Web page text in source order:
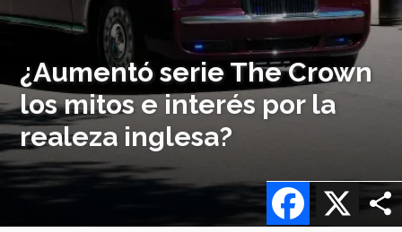
¿Aumentó serie The Crown
los mitos e interés por la
realeza inglesa?
X
Facebook